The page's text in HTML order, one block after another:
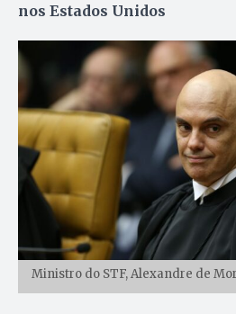
nos Estados Unidos
Ministro do STF, Alexandre de